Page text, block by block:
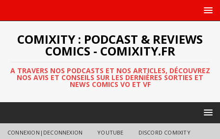
COMIXITY : PODCAST & REVIEWS
COMICS - COMIXITY.FR
A TRAVERS NOS PODCASTS ET NOS ARTICLES, DÉCOUVREZ
NOS AVIS ET CONSEILS SUR LES DERNIÈRES SORTIES ET
NEWS COMICS VO ET VF
CONNEXION|DECONNEXION YOUTUBE DISCORD COMIXITY